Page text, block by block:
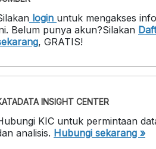
login untuk mengakses
. Belum punya akun?Silakan
, GRATIS!
INSIGHT CENTER
KIC untuk permintaan
analisis. Hubungi sekarang »